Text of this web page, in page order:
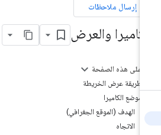
إرسال ملاحظات
والعرض
على هذه الصفحة
طريقة عرض الخريطة
موضع الكاميرا
الهدف (الموقع الجغرافي)
الاتجاه